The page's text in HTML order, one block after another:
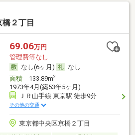
２丁目
69.06万円
管理費等なし
なし(6ヶ月)
なし
面積133.89m2
1973年4月(築53年5ヶ月)
ＪＲ山手線 東京駅 徒歩9分
その他の交通
東京都中央区京橋２丁目